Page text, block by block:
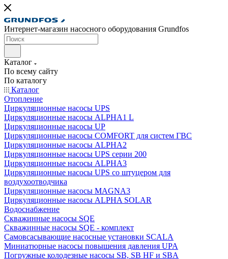
Интернет-магазин насосного оборудования Grundfos
Каталог
По всему сайту
По каталогу
Каталог
Отопление
Циркуляционные насосы UPS
Циркуляционные насосы ALPHA1 L
Циркуляционные насосы UP
Циркуляционные насосы COMFORT для систем ГВС
Циркуляционные насосы ALPHA2
Циркуляционные насосы UPS серии 200
Циркуляционные насосы ALPHA3
Циркуляционные насосы UPS со штуцером для
воздухоотводчика
Циркуляционные насосы MAGNA3
Циркуляционные насосы ALPHA SOLAR
Водоснабжение
Скважинные насосы SQE
Скважинные насосы SQE - комплект
Cамовсасывающие насосные установки SCALA
Миниатюрные насосы повышения давления UPA
Погружные колодезные насосы SB, SB HF и SBA